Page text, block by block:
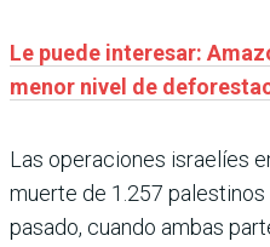
Le puede interesar:
menor nivel de
Las operaciones israelíes
muerte de 1.257
pasado, cuando ambas